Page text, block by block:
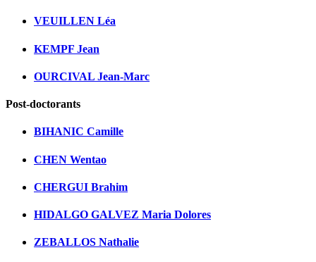
VEUILLEN Léa
KEMPF Jean
OURCIVAL Jean-Marc
Post-doctorants
BIHANIC Camille
CHEN Wentao
CHERGUI Brahim
HIDALGO GALVEZ Maria Dolores
ZEBALLOS Nathalie